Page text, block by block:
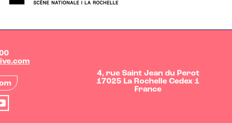
4, rue Saint Jean du Perot
17025 La Rochelle Cedex 1
France